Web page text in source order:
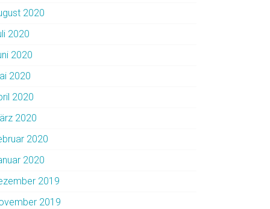
2020
2020
2020
2020
2020
2020
2020
2020
2019
2019